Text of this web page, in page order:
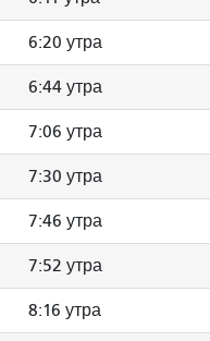
6:20 утра
6:44 утра
7:06 утра
7:30 утра
7:46 утра
7:52 утра
8:16 утра